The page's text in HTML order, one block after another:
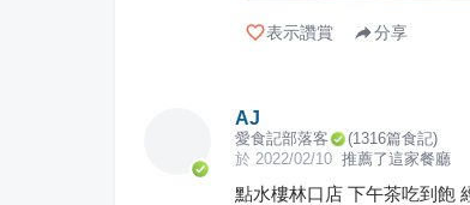
表示讚賞 分享
AJ
愛食記部落客 (1316篇食記)
於 2022/02/10 推薦了這家餐廳
點水樓林口店 下午茶吃到飽